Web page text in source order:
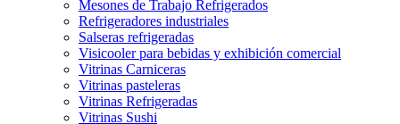
Mesones de Trabajo Refrigerados
Refrigeradores industriales
Salseras refrigeradas
Visicooler para bebidas y exhibición comercial
Vitrinas Carniceras
Vitrinas pasteleras
Vitrinas Refrigeradas
Vitrinas Sushi